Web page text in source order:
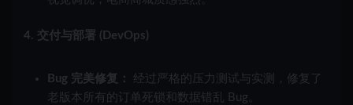
4. 交付与部署 (DevOps)
Bug 完美修复：
经过严格的压力测试与实测，修复了
老版本所有的订单死锁和数据错乱 Bug。